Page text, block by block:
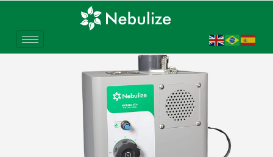
ESTERILIZADOR
ST2c